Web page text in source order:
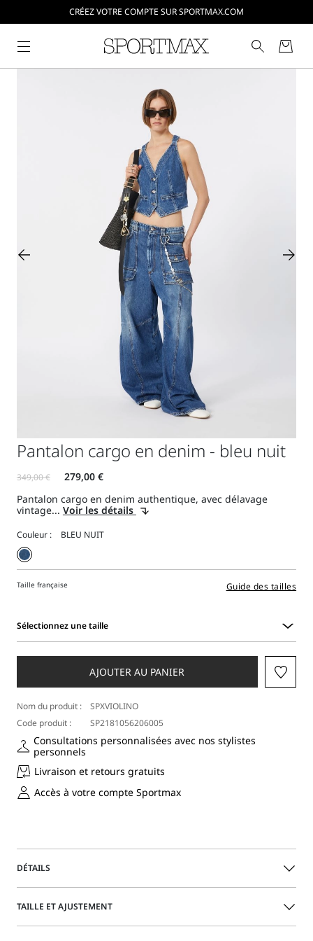
CRÉEZ VOTRE COMPTE SUR SPORTMAX.COM
Pantalon cargo en denim - bleu nuit
Pantalon cargo en denim authentique, avec délavage
vintage... Voir les détails
Couleur :
Taille française Guide des tailles
Sélectionnez une taille
une
AJOUTER AU PANIER
Nom du produit :
SPXVIOLINO
Code produit :
SP2181056206005
Consultations personnalisées avec nos stylistes
personnels
Livraison et retours gratuits
Accès à votre compte Sportmax
DÉTAILS
Pantalon cargo en denim authentique, avec délavage
jambe arrondie soulignent l’inspiration utilitaire du
TAILLE ET AJUSTEMENT